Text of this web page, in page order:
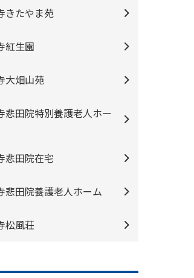
きたやま苑
紅⽣園
⼤畑⼭苑
悲⽥院特別養護⽼⼈ホー
悲⽥院在宅
悲⽥院養護⽼⼈ホーム
松⾵荘